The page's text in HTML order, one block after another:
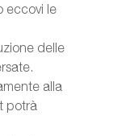
eccovi le
delle
alla
potrà